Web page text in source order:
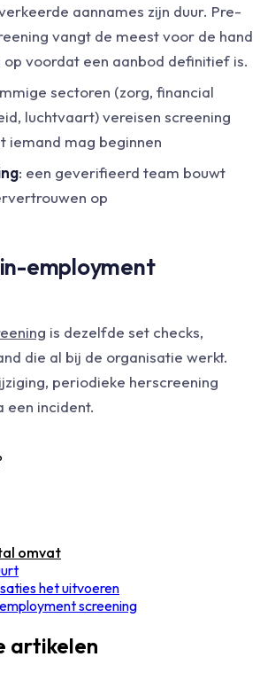
aannames zijn duur. Pre-
vangt de meest voor de hand
op voordat een aanbod definitief is.
sectoren (zorg, financial
luchtvaart) vereisen screening
iemand mag beginnen
: een geverifieerd team bouwt
op
employment
is dezelfde set checks,
die al bij de organisatie werkt.
periodieke herscreening
een incident.
omvat
het uitvoeren
screening
artikelen